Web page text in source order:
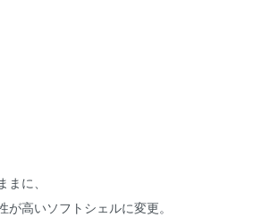
に、
が高いソフトシェルに変更。